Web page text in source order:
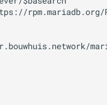
rpm.mariadb.org/